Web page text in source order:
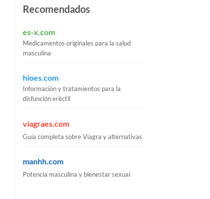
Recomendados
es-x.com
Medicamentos originales para la salud
masculina
hioes.com
Información y tratamientos para la
disfunción eréctil
viagraes.com
Guía completa sobre Viagra y alternativas
manhh.com
Potencia masculina y bienestar sexual